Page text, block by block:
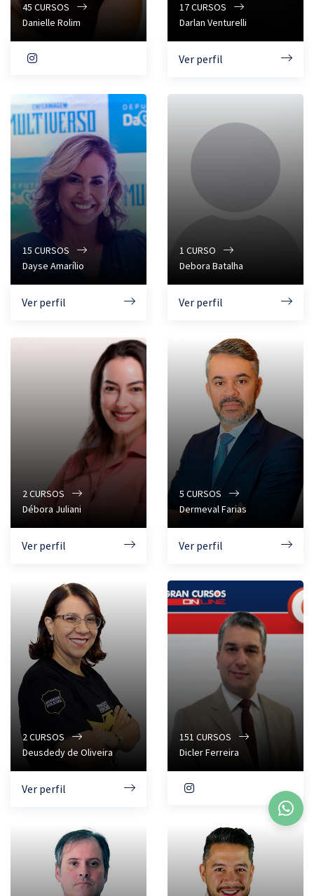
45 CURSOS
Danielle Rolim
17CURSOS
Darlan Venturelli
Ver perfil
15 CURSOS
Dayse Amarílio
Ver perfil
1 CURSO
Debora Batalha
Ver perfil
2CURSOS
Débora Juliani
Ver perfil
5 CURSOS
Dermeval Farias
Ver perfil
2CURSOS
Deusdedy de Oliveira
Ver perfil
151 CURSOS
Dicler Ferreira